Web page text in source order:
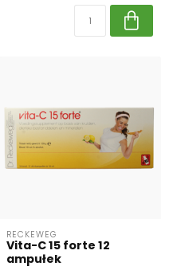
RECKEWEG
Vita-C 15 forte 12
ampułek